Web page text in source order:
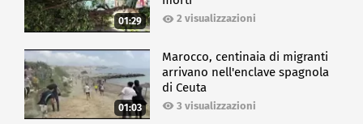
01:29 2 visualizzazioni
01:03
Marocco, centinaia di migranti
arrivano nell'enclave spagnola
di Ceuta
3 visualizzazioni